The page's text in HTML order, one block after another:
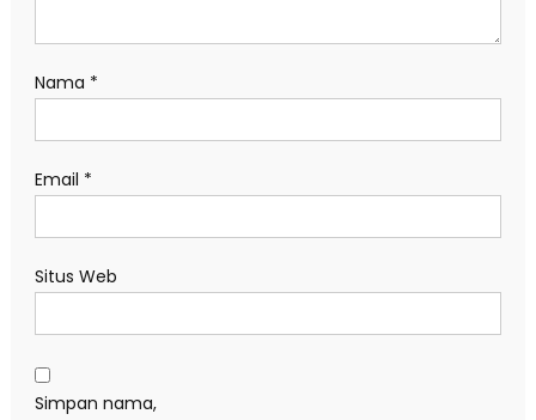
Nama *
Email *
Situs Web
Simpan nama,